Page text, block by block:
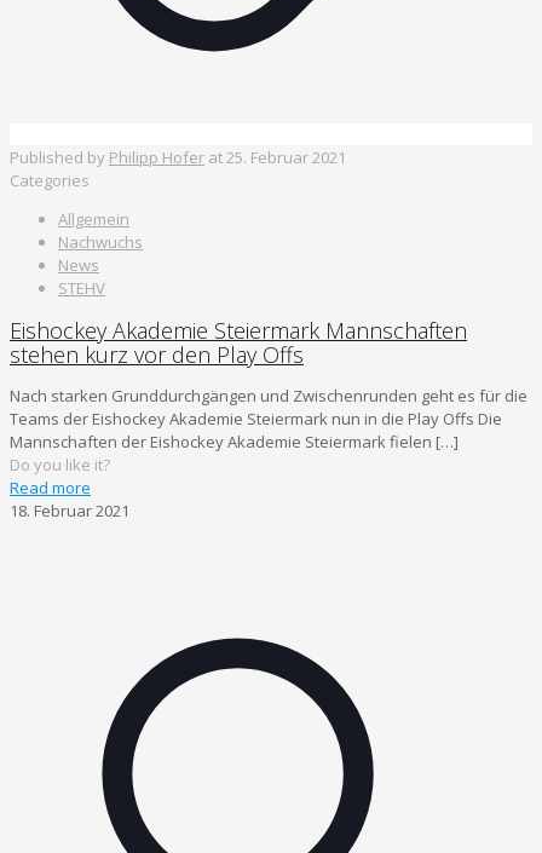
Published by Philipp Hofer at25. Februar 2021
Categories
Allgemein
Nachwuchs
News
STEHV
Eishockey Akademie Steiermark Mannschaften
stehen kurz vor den Play Offs
Nach starken Grunddurchgängen und Zwischenrunden geht es für die
Teams der Eishockey Akademie Steiermark nun in die Play Offs Die
Mannschaften der Eishockey Akademie Steiermark fielen […]
Do you like it?
Read more
18. Februar 2021